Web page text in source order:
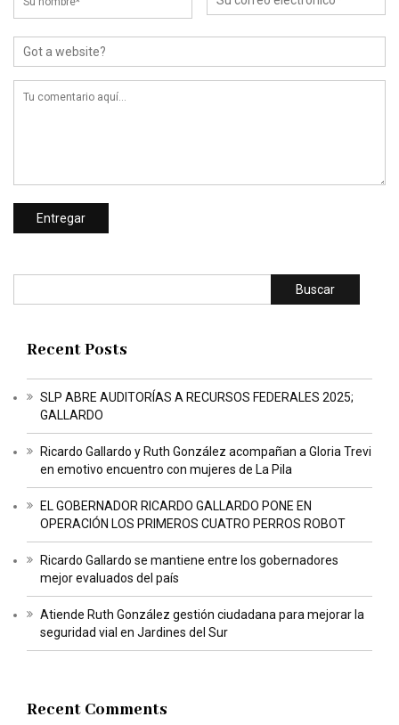
Buscar
Recent Posts
SLP ABRE AUDITORÍAS A RECURSOS FEDERALES 2025;
GALLARDO
Ricardo Gallardo y Ruth González acompañan a Gloria Trevi
en emotivo encuentro con mujeres de La Pila
EL GOBERNADOR RICARDO GALLARDO PONE EN
OPERACIÓN LOS PRIMEROS CUATRO PERROS ROBOT
Ricardo Gallardo se mantiene entre los gobernadores
mejor evaluados del país
Atiende Ruth González gestión ciudadana para mejorar la
seguridad vial en Jardines del Sur
Recent Comments